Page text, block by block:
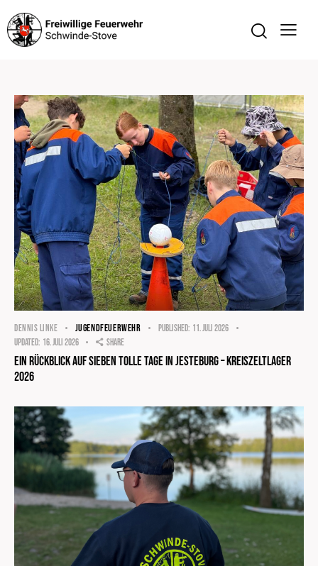
DENNIS LINKE JUGENDFEUERWEHR Published: 11. Juli 2026
Updated: 16. Juli 2026 Share
Ein Rückblick auf sieben tolle Tage in Jesteburg – Kreiszeltlager
2026